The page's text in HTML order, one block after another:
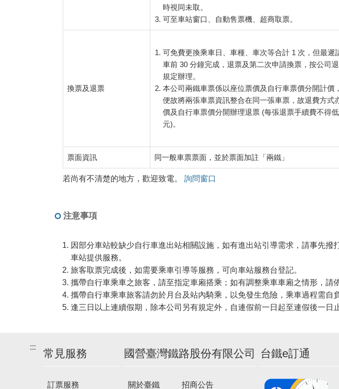
時視同未取。
可至車站窗口、自動售票機、超商取票。
換票及退票
可免費更換乘車日、車種、車次等合計 1 次，但最遲
車前 30 分鐘完成，退票及第二次申請換票，按公司
規定辦理。
本公司兩鐵車票係以座位票價及自行車票價分開計價
便故將兩張車票資訊整合在同一張車票，故退費方式
價及自行車票價分開辦理退票 (每張退票手續費不得
元)。
票面資訊 同一般車票票面，並於票面加註「兩鐵」
若尚有不清楚的地方，歡迎致電。 詢問窗口
注意事項
因部分車站較缺少自行車進出站相關設施，如有進出站引導需求，請事先
車站提供服務。
旅客取票完成後，如需要乘車引導等服務，可向車站服務台登記。
攜帶自行車乘車之旅客，請至指定車廂搭乘；如有調整乘車車廂之情形，請
攜帶自行車乘車旅客請勿於月台及站內騎乘，以免發生危險，乘車過程需自
逢三日以上連續假期，除本公司另有規定外，自連假前一日起至連假後一日
:::
常見服務
訂票服務
國營臺灣鐵路股份有限公司
關於臺鐵 招商公告
台鐵e訂通